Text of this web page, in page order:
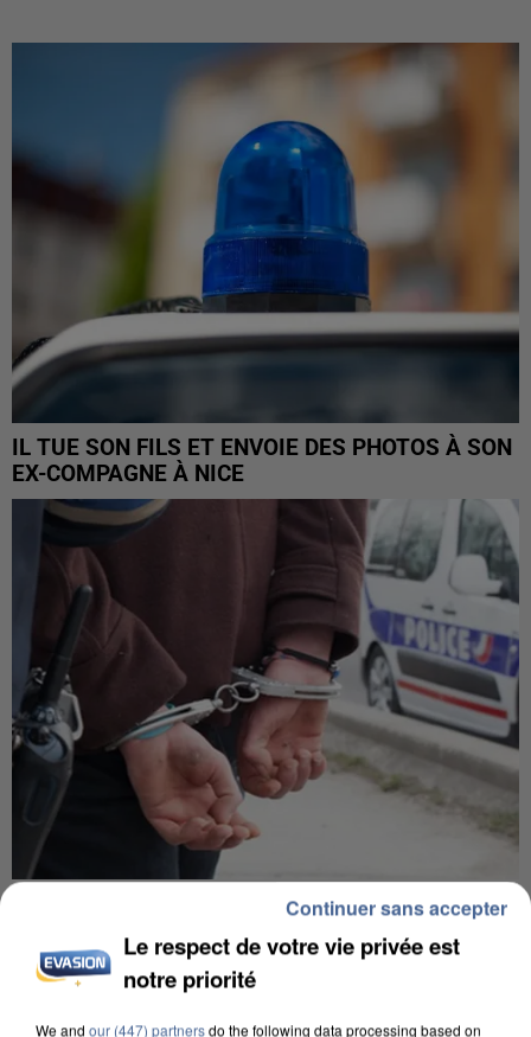
IL TUE SON FILS ET ENVOIE DES PHOTOS À SON
EX-COMPAGNE À NICE
L’UN DES FONDATEURS SUPPOSÉS DE LA DZ
Le respect de votre vie privée est
notre priorité
We and our (447) partnersdo the following data processing based on
Continuer sans accepter